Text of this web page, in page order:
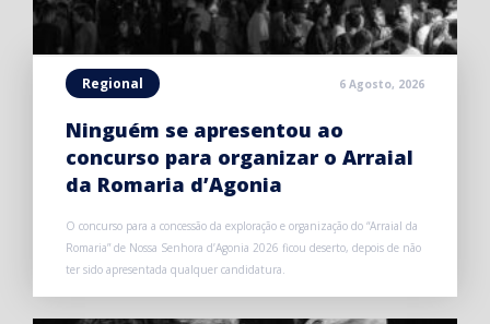
Regional 6 Agosto, 2026
Ninguém se apresentou ao
concurso para organizar o Arraial
da Romaria d’Agonia
O concurso para a concessão da exploração e organização do “Arraial da
Romaria” de Nossa Senhora d’Agonia 2026 ficou deserto, depois de não
ter sido apresentada qualquer candidatura.